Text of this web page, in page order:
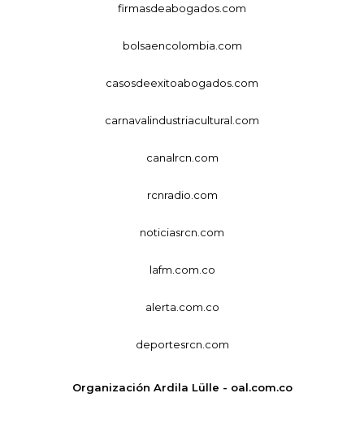
firmasdeabogados.com
bolsaencolombia.com
casosdeexitoabogados.com
carnavalindustriacultural.com
canalrcn.com
rcnradio.com
noticiasrcn.com
lafm.com.co
alerta.com.co
deportesrcn.com
Organización Ardila Lülle - oal.com.co